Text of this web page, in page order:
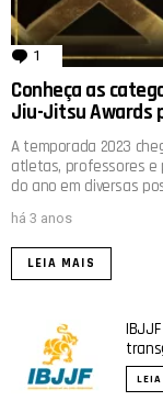
1 comentário
Conheça as
Jiu-Jitsu Awards
A temporada 2023
atletas, professores e
do ano em diversas
há 3 anos
LEIA MAIS